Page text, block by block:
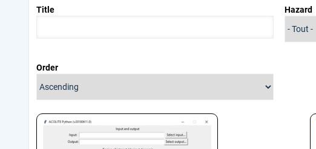
Title Hazard
Order